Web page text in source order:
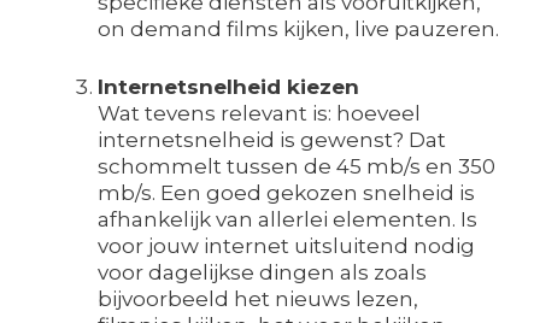
on demand films kijken, live pauzeren.
Internetsnelheid kiezen
Wat tevens relevant is: hoeveel
internetsnelheid is gewenst? Dat
schommelt tussen de 45 mb/s en 350
mb/s. Een goed gekozen snelheid is
afhankelijk van allerlei elementen. Is
voor jouw internet uitsluitend nodig
voor dagelijkse dingen als zoals
bijvoorbeeld het nieuws lezen,